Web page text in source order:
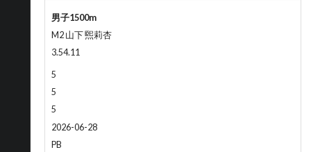
男子1500m
M2 山下 煕莉杏
3.54.11
5
5
5
2026-06-28
PB